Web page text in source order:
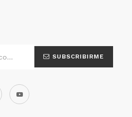
SUBSCRIBIRME